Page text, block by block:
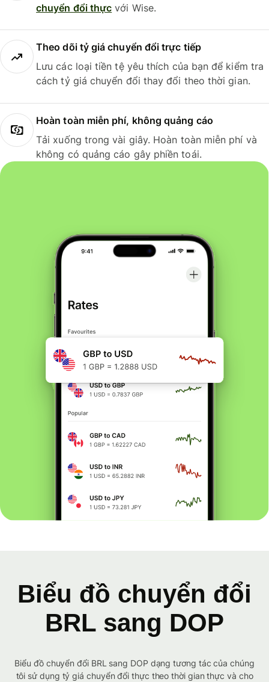
chuyển đổi thực với Wise.
Theo dõi tỷ giá chuyển đổi trực tiếp
Lưu các loại tiền tệ yêu thích của bạn để kiểm tra
cách tỷ giá chuyển đổi thay đổi theo thời gian.
Hoàn toàn miễn phí, không quảng cáo
Tải xuống trong vài giây. Hoàn toàn miễn phí và
không có quảng cáo gây phiền toái.
Biểu đồ chuyển đổi
BRL sang DOP
Biểu đồ chuyển đổi BRL sang DOP dạng tương tác của chúng
tôi sử dụng tỷ giá chuyển đổi thực theo thời gian thực và cho